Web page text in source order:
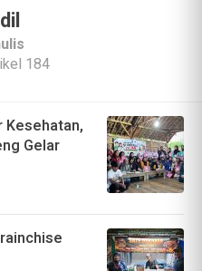
184
Kesehatan,
Gelar